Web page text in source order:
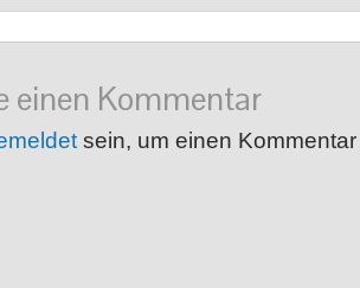
einen Kommentar
sein, um einen